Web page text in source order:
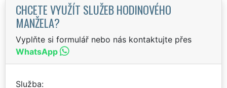
CHCETE VYUŽÍT SLUŽEB HODINOVÉHO
MANŽELA?
Vyplňte si formulář nebo nás kontaktujte přes
WhatsApp
Služba